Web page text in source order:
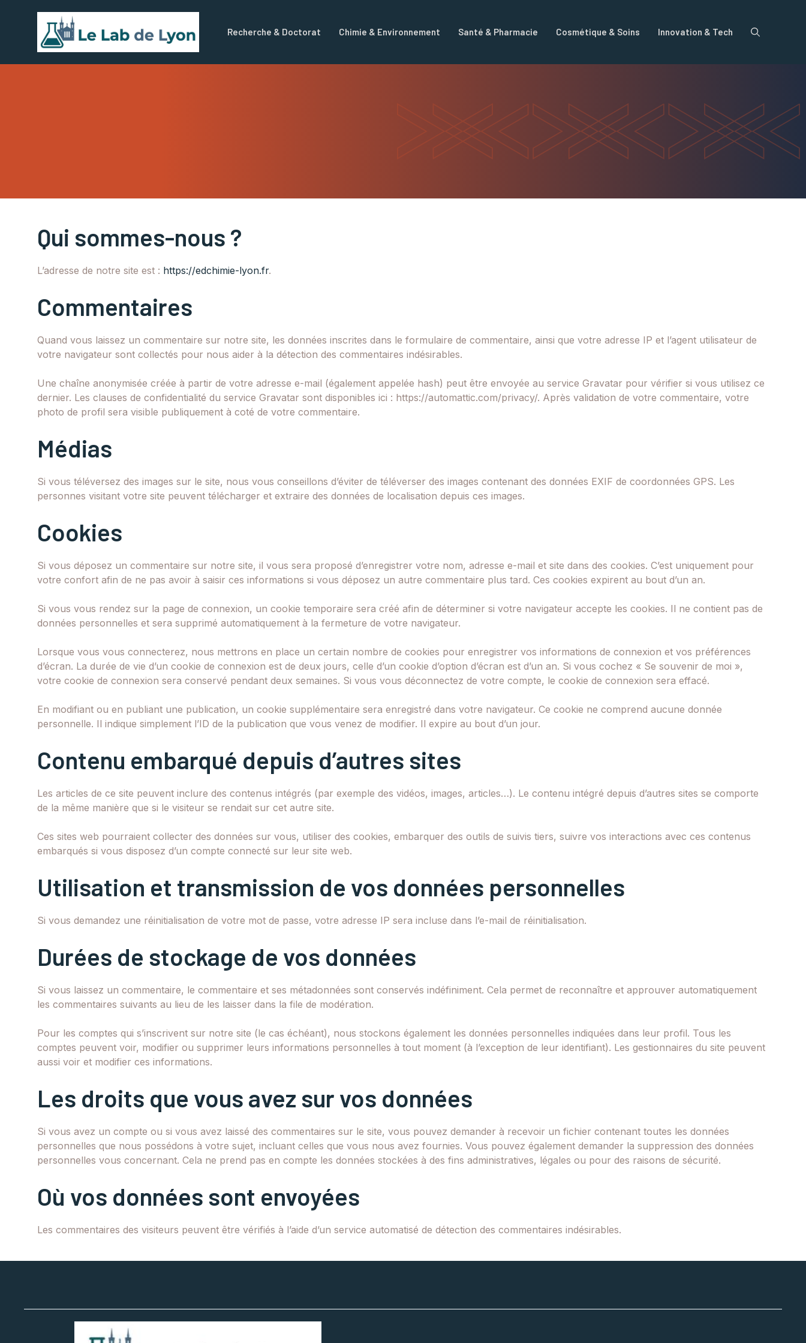
Recherche & Doctorat Chimie & Environnement Santé & Pharmacie Cosmétique & Soins Innovation & Tech
Qui sommes-nous ?
L’adresse de notre site est : https://edchimie-lyon.fr.
Commentaires
Quand vous laissez un commentaire sur notre site, les données inscrites dans le formulaire de commentaire, ainsi que votre adresse IP et l’agent utilisateur de
votre navigateur sont collectés pour nous aider à la détection des commentaires indésirables.
Une chaîne anonymisée créée à partir de votre adresse e-mail (également appelée hash) peut être envoyée au service Gravatar pour vérifier si vous utilisez ce
dernier. Les clauses de confidentialité du service Gravatar sont disponibles ici : https://automattic.com/privacy/. Après validation de votre commentaire, votre
photo de profil sera visible publiquement à coté de votre commentaire.
Médias
Si vous téléversez des images sur le site, nous vous conseillons d’éviter de téléverser des images contenant des données EXIF de coordonnées GPS. Les
personnes visitant votre site peuvent télécharger et extraire des données de localisation depuis ces images.
Cookies
Si vous déposez un commentaire sur notre site, il vous sera proposé d’enregistrer votre nom, adresse e-mail et site dans des cookies. C’est uniquement pour
votre confort afin de ne pas avoir à saisir ces informations si vous déposez un autre commentaire plus tard. Ces cookies expirent au bout d’un an.
Si vous vous rendez sur la page de connexion, un cookie temporaire sera créé afin de déterminer si votre navigateur accepte les cookies. Il ne contient pas de
données personnelles et sera supprimé automatiquement à la fermeture de votre navigateur.
Lorsque vous vous connecterez, nous mettrons en place un certain nombre de cookies pour enregistrer vos informations de connexion et vos préférences
d’écran. La durée de vie d’un cookie de connexion est de deux jours, celle d’un cookie d’option d’écran est d’un an. Si vous cochez « Se souvenir de moi »,
votre cookie de connexion sera conservé pendant deux semaines. Si vous vous déconnectez de votre compte, le cookie de connexion sera effacé.
En modifiant ou en publiant une publication, un cookie supplémentaire sera enregistré dans votre navigateur. Ce cookie ne comprend aucune donnée
personnelle. Il indique simplement l’ID de la publication que vous venez de modifier. Il expire au bout d’un jour.
Contenu embarqué depuis d’autres sites
Les articles de ce site peuvent inclure des contenus intégrés (par exemple des vidéos, images, articles…). Le contenu intégré depuis d’autres sites se comporte
de la même manière que si le visiteur se rendait sur cet autre site.
Ces sites web pourraient collecter des données sur vous, utiliser des cookies, embarquer des outils de suivis tiers, suivre vos interactions avec ces contenus
embarqués si vous disposez d’un compte connecté sur leur site web.
Utilisation et transmission de vos données personnelles
Si vous demandez une réinitialisation de votre mot de passe, votre adresse IP sera incluse dans l’e-mail de réinitialisation.
Durées de stockage de vos données
Si vous laissez un commentaire, le commentaire et ses métadonnées sont conservés indéfiniment. Cela permet de reconnaître et approuver automatiquement
les commentaires suivants au lieu de les laisser dans la file de modération.
Pour les comptes qui s’inscrivent sur notre site (le cas échéant), nous stockons également les données personnelles indiquées dans leur profil. Tous les
comptes peuvent voir, modifier ou supprimer leurs informations personnelles à tout moment (à l’exception de leur identifiant). Les gestionnaires du site peuvent
aussi voir et modifier ces informations.
Les droits que vous avez sur vos données
Si vous avez un compte ou si vous avez laissé des commentaires sur le site, vous pouvez demander à recevoir un fichier contenant toutes les données
personnelles que nous possédons à votre sujet, incluant celles que vous nous avez fournies. Vous pouvez également demander la suppression des données
personnelles vous concernant. Cela ne prend pas en compte les données stockées à des fins administratives, légales ou pour des raisons de sécurité.
Où vos données sont envoyées
Les commentaires des visiteurs peuvent être vérifiés à l’aide d’un service automatisé de détection des commentaires indésirables.